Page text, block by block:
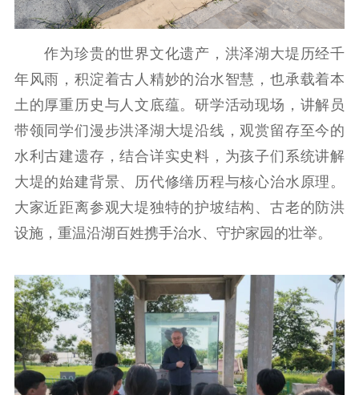
主题宣传 对外宣传
新闻发布
文化文艺
精品生产 文化惠民
文化传承
文化交流
体制改革
文化产业
紫金文化艺术节
品牌活动 紫艺舞台
精神文明
文明创建 文明实践
文明培育
社会宣传
思想政治教育 爱国主义教育
全民国防教育
红色资源保护利
作为珍贵的世界文化遗产，洪泽湖大堤历经千
年风雨，积淀着古人精妙的治水智慧，也承载着本
土的厚重历史与人文底蕴。研学活动现场，讲解员
带领同学们漫步洪泽湖大堤沿线，观赏留存至今的
水利古建遗存，结合详实史料，为孩子们系统讲解
大堤的始建背景、历代修缮历程与核心治水原理。
大家近距离参观大堤独特的护坡结构、古老的防洪
设施，重温沿湖百姓携手治水、守护家园的壮举。